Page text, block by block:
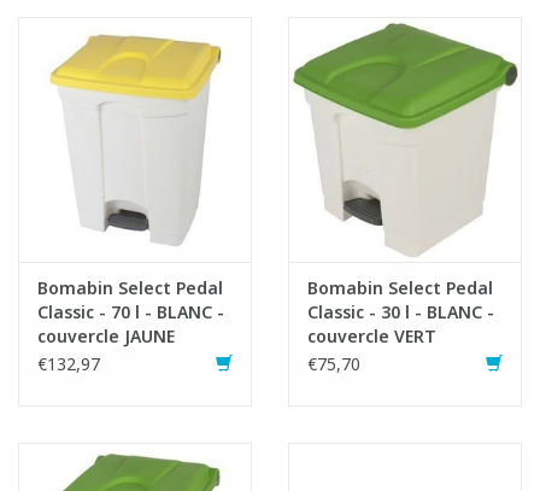
Bomabin Select Pedal
Classic - 70 l - BLANC -
couvercle JAUNE
€132,97
Bomabin Select Pedal
Classic - 30 l - BLANC -
couvercle VERT
€75,70